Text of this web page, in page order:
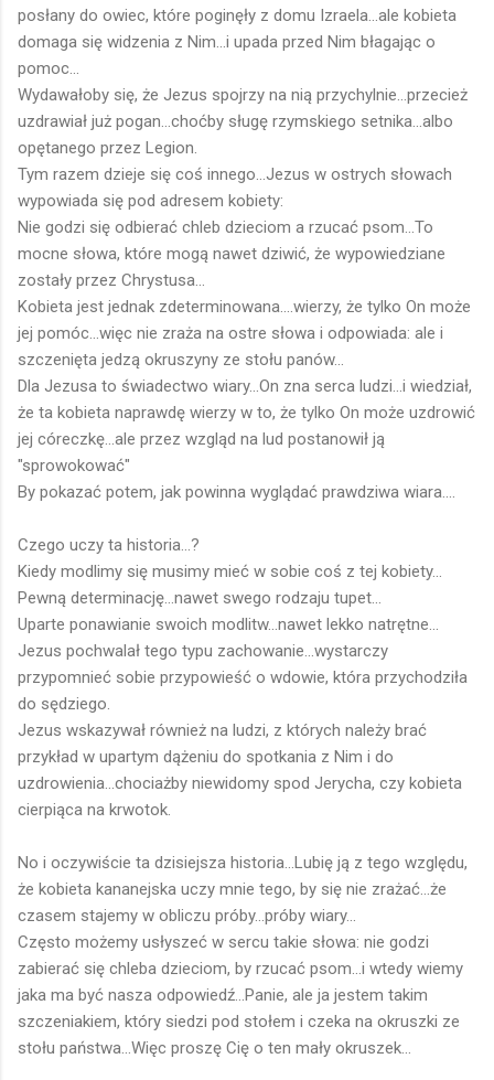
posłany do owiec, które poginęły z domu Izraela...ale kobieta
domaga się widzenia z Nim...i upada przed Nim błagając o
pomoc...
Wydawałoby się, że Jezus spojrzy na nią przychylnie...przecież
uzdrawiał już pogan...choćby sługę rzymskiego setnika...albo
opętanego przez Legion.
Tym razem dzieje się coś innego...Jezus w ostrych słowach
wypowiada się pod adresem kobiety:
Nie godzi się odbierać chleb dzieciom a rzucać psom...To
mocne słowa, które mogą nawet dziwić, że wypowiedziane
zostały przez Chrystusa...
Kobieta jest jednak zdeterminowana....wierzy, że tylko On może
jej pomóc...więc nie zraża na ostre słowa i odpowiada: ale i
szczenięta jedzą okruszyny ze stołu panów...
Dla Jezusa to świadectwo wiary...On zna serca ludzi...i wiedział,
że ta kobieta naprawdę wierzy w to, że tylko On może uzdrowić
jej córeczkę...ale przez wzgląd na lud postanowił ją
"sprowokować"
By pokazać potem, jak powinna wyglądać prawdziwa wiara....
Czego uczy ta historia...?
Kiedy modlimy się musimy mieć w sobie coś z tej kobiety...
Pewną determinację...nawet swego rodzaju tupet...
Uparte ponawianie swoich modlitw...nawet lekko natrętne...
Jezus pochwalał tego typu zachowanie...wystarczy
przypomnieć sobie przypowieść o wdowie, która przychodziła
do sędziego.
Jezus wskazywał również na ludzi, z których należy brać
przykład w upartym dążeniu do spotkania z Nim i do
uzdrowienia...chociażby niewidomy spod Jerycha, czy kobieta
cierpiąca na krwotok.
No i oczywiście ta dzisiejsza historia...Lubię ją z tego względu,
że kobieta kananejska uczy mnie tego, by się nie zrażać...że
czasem stajemy w obliczu próby...próby wiary...
Często możemy usłyszeć w sercu takie słowa: nie godzi
zabierać się chleba dzieciom, by rzucać psom...i wtedy wiemy
jaka ma być nasza odpowiedź...Panie, ale ja jestem takim
szczeniakiem, który siedzi pod stołem i czeka na okruszki ze
stołu państwa...Więc proszę Cię o ten mały okruszek...